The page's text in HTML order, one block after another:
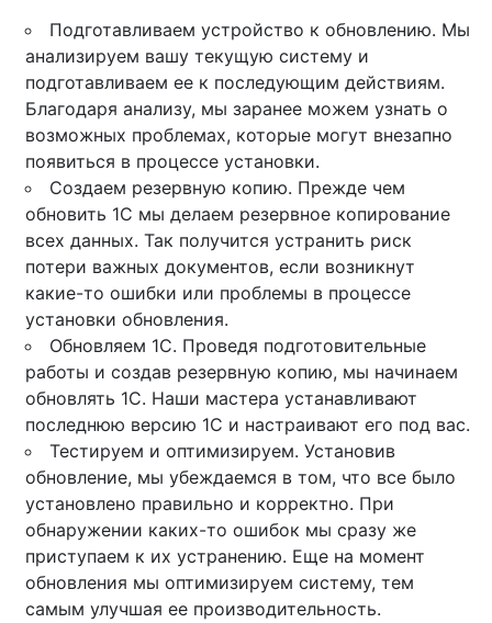
Подготавливаем устройство к обновлению. Мы
анализируем вашу текущую систему и
подготавливаем ее к последующим действиям.
Благодаря анализу, мы заранее можем узнать о
возможных проблемах, которые могут внезапно
появиться в процессе установки.
Создаем резервную копию. Прежде чем
обновить 1С мы делаем резервное копирование
всех данных. Так получится устранить риск
потери важных документов, если возникнут
какие-то ошибки или проблемы в процессе
установки обновления.
Обновляем 1С. Проведя подготовительные
работы и создав резервную копию, мы начинаем
обновлять 1С. Наши мастера устанавливают
последнюю версию 1С и настраивают его под вас.
Тестируем и оптимизируем. Установив
обновление, мы убеждаемся в том, что все было
установлено правильно и корректно. При
обнаружении каких-то ошибок мы сразу же
приступаем к их устранению. Еще на момент
обновления мы оптимизируем систему, тем
самым улучшая ее производительность.